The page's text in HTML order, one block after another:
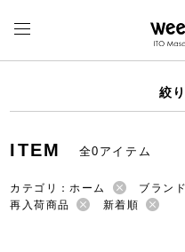
絞
ITEM 全0アイテム
カテゴリ：ホーム
ブラン
再入荷商品
新着順